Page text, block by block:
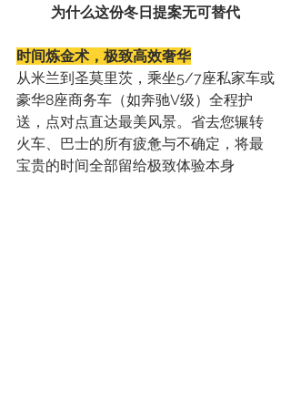
为什么这份冬日提案无可替代
时间炼金术，极致高效奢华
从米兰到圣莫里茨，乘坐5/7座私家车或
豪华8座商务车（如奔驰V级）全程护
送，点对点直达最美风景。省去您辗转
火车、巴士的所有疲惫与不确定，将最
宝贵的时间全部留给极致体验本身